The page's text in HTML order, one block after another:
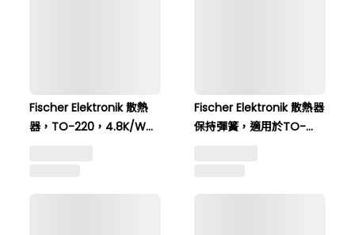
Fischer Elektronik 散熱
器，TO-220，4.8K/W，
Fischer Elektronik 散熱器
保持彈簧，適用於TO-